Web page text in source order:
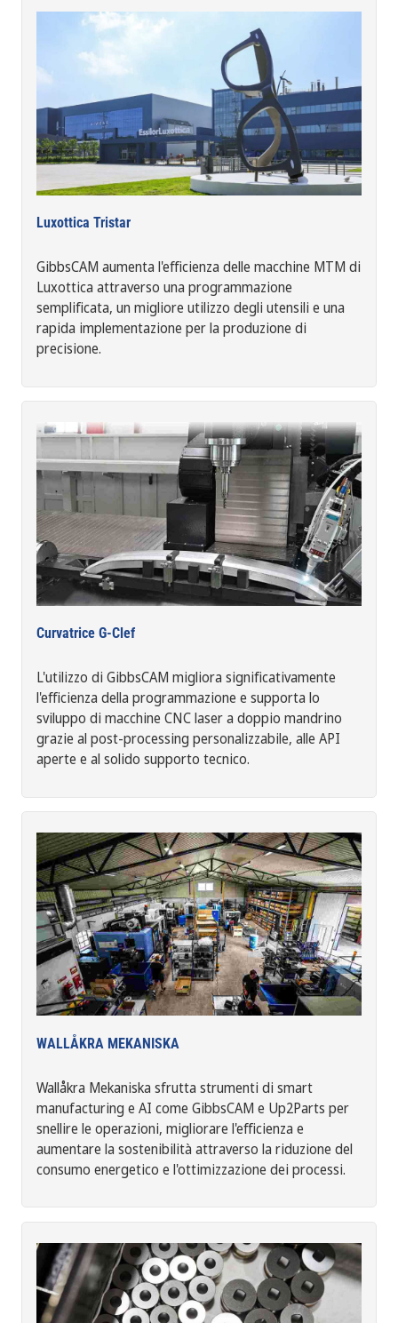
Luxottica Tristar
GibbsCAM aumenta l'efficienza delle macchine MTM di
Luxottica attraverso una programmazione
semplificata, un migliore utilizzo degli utensili e una
rapida implementazione per la produzione di
precisione.
Curvatrice G-Clef
L'utilizzo di GibbsCAM migliora significativamente
l'efficienza della programmazione e supporta lo
sviluppo di macchine CNC laser a doppio mandrino
grazie al post-processing personalizzabile, alle API
aperte e al solido supporto tecnico.
WALLÅKRA MEKANISKA
Wallåkra Mekaniska sfrutta strumenti di smart
manufacturing e AI come GibbsCAM e Up2Parts per
snellire le operazioni, migliorare l'efficienza e
aumentare la sostenibilità attraverso la riduzione del
consumo energetico e l'ottimizzazione dei processi.